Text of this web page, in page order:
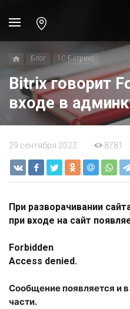
Блог 1C-Битрикс
Bitrix говорит
входе в
29 сентября 2022 8781
При разворачивании
при входе на сайт
Forbidden
Сообщение появляется и
части.